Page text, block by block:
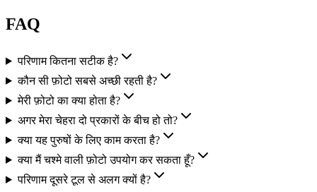
FAQ
परिणाम कितना सटीक है?
कौन सी फ़ोटो सबसे अच्छी रहती है?
मेरी फ़ोटो का क्या होता है?
अगर मेरा चेहरा दो प्रकारों के बीच हो तो?
क्या यह पुरुषों के लिए काम करता है?
क्या मैं चश्मे वाली फ़ोटो उपयोग कर सकता हूँ?
परिणाम दूसरे टूल से अलग क्यों है?